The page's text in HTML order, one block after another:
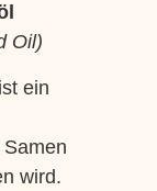
Oil)
ein
wird.